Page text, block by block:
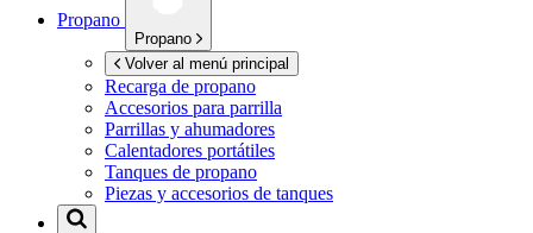
Propano
Propano
Volver al menú principal
Recarga de propano
Accesorios para parrilla
Parrillas y ahumadores
Calentadores portátiles
Tanques de propano
Piezas y accesorios de tanques